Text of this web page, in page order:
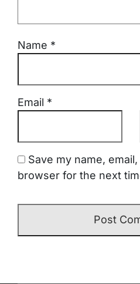
Name *
Email *
Save my name,
browser for the next